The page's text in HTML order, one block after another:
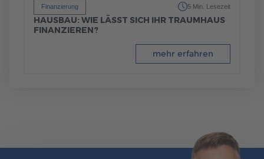
Finanzierung 5 Min. Lesezeit
HAUSBAU: WIE LÄSST SICH IHR TRAUMHAUS
FINANZIEREN?
mehr erfahren